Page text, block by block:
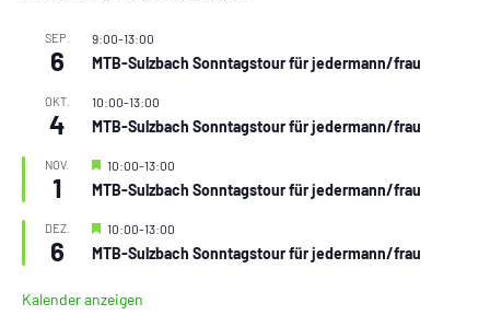
SEP.
6
9:00-13:00
MTB-Sulzbach Sonntagstour für jedermann/frau
OKT.
4
10:00-13:00
MTB-Sulzbach Sonntagstour für jedermann/frau
NOV.
1
Hervorgehoben
10:00-13:00
MTB-Sulzbach Sonntagstour für jedermann/frau
DEZ.
6
Hervorgehoben
10:00-13:00
MTB-Sulzbach Sonntagstour für jedermann/frau
Kalender anzeigen